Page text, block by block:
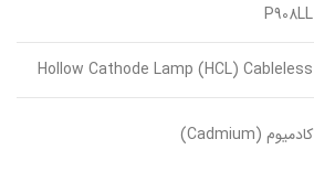
P908LL
Hollow Cathode Lamp (HCL) Cableless
کادمیوم (Cadmium)